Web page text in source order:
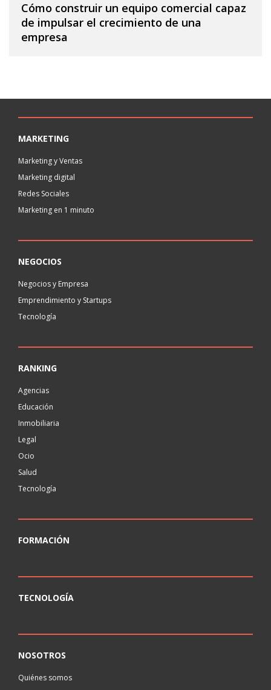
Cómo construir un equipo comercial capaz
de impulsar el crecimiento de una
empresa
MARKETING
Marketing y Ventas
Marketing digital
Redes Sociales
Marketing en 1 minuto
NEGOCIOS
Negocios y Empresa
Emprendimiento y Startups
Tecnología
RANKING
Agencias
Educación
Inmobiliaria
Legal
Ocio
Salud
Tecnología
FORMACIÓN
TECNOLOGÍA
NOSOTROS
Quiénes somos